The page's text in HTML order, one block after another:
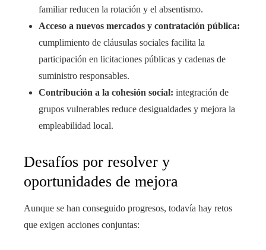
familiar reducen la rotación y el absentismo.
Acceso a nuevos mercados y contratación pública:
cumplimiento de cláusulas sociales facilita la
participación en licitaciones públicas y cadenas de
suministro responsables.
Contribución a la cohesión social: integración de
grupos vulnerables reduce desigualdades y mejora la
empleabilidad local.
Desafíos por resolver y
oportunidades de mejora
Aunque se han conseguido progresos, todavía hay retos
que exigen acciones conjuntas: